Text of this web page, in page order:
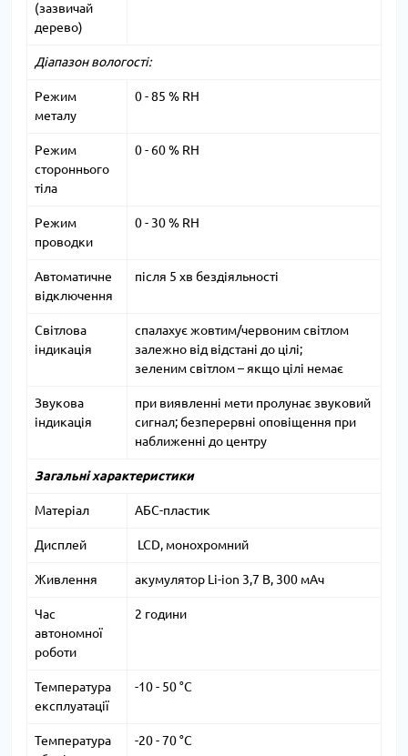
(зазвичай
дерево)
Діапазон вологості:
Режим
металу
0 - 85 % RH
Режим
стороннього
тіла
0 - 60 % RH
Режим
проводки
0 - 30 % RH
Автоматичне
відключення
після 5 хв бездіяльності
Світлова
індикація
спалахує жовтим/червоним світлом
залежно від відстані до цілі;
зеленим світлом – якщо цілі немає
Звукова
індикація
при виявленні мети пролунає звуковий
сигнал; безперервні оповіщення при
наближенні до центру
Загальні характеристики
Матеріал АБС-пластик
Дисплей LCD, монохромний
Живлення акумулятор Li-ion 3,7 В, 300 мАч
Час
автономної
роботи
2 години
Температура
експлуатації
-10 - 50 °C
Температура
-20 - 70 °C